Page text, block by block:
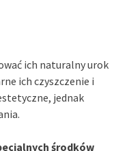
ich naturalny urok
ich czyszczenie i
jednak
środków